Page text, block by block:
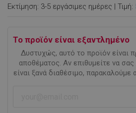
Εκτίμηση: 3-5 εργάσιμες ημέρες | Τιμή:
Το προϊόν είναι εξαντλημένο
Δυστυχώς, αυτό το προϊόν είναι
αποθέματος. Αν επιθυμείτε να
είναι ξανά διαθέσιμο,